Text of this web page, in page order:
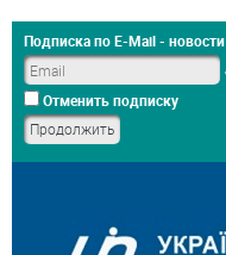
Подписка по E-Mail - новости
Отменить подписку